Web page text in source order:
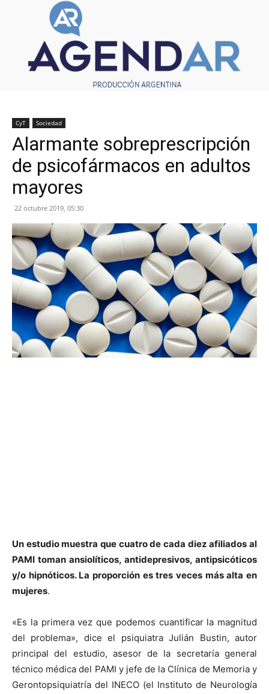
CyT Sociedad
Alarmante sobreprescripción
de psicofármacos en adultos
mayores
22 octubre 2019, 05:30
Un estudio muestra que cuatro de cada diez afiliados al
PAMI toman ansiolíticos, antidepresivos, antipsicóticos
y/o hipnóticos. La proporción es tres veces más alta en
mujeres.
«Es la primera vez que podemos cuantificar la magnitud
del problema», dice el psiquiatra Julián Bustin, autor
principal del estudio, asesor de la secretaría general
técnico médica del PAMI y jefe de la Clínica de Memoria y
Gerontopsiquiatría del INECO (el Instituto de Neurología